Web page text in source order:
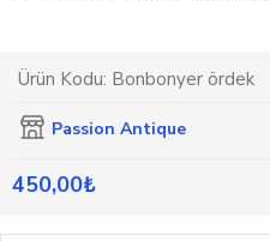
450,00₺
Ürün Kodu: Bonbonyer ördek
Passion Antique